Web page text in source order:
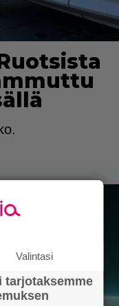
Valintasi
tarjotaksemme